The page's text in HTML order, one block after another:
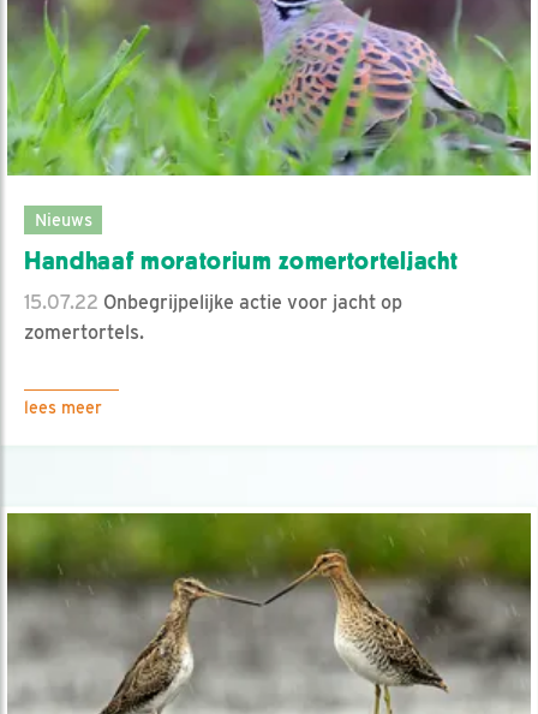
Nieuws
Handhaaf moratorium zomertorteljacht
15.07.22 Onbegrijpelijke actie voor jacht op
zomertortels.
lees meer